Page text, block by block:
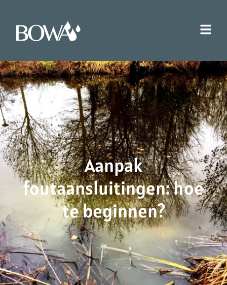
Aanpak
foutaansluitingen: hoe
te beginnen?